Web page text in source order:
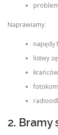
Naprawiamy:
napędy
listwy
2. Bramy